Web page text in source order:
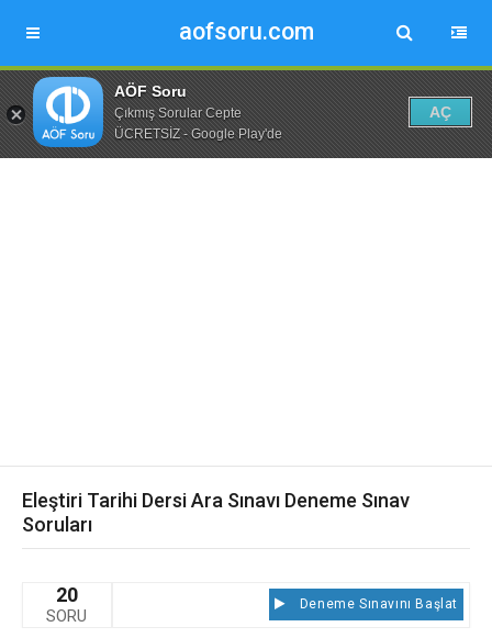
aofsoru.com
AÖF Soru
Çıkmış Sorular Cepte
ÜCRETSİZ - Google Play'de
AÇ
Eleştiri Tarihi Dersi Ara Sınavı Deneme Sınav
Soruları
20
SORU
Deneme Sınavını Başlat